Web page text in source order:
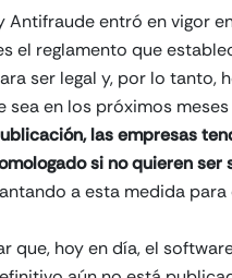
Antifraude entró en vigor
el reglamento que
ser legal y, por lo tanto,
sea en los próximos
las empresas
si no quieren ser
a esta medida
que, hoy en día, el